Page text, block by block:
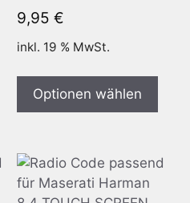
9,95 €
inkl. 19 % MwSt.
Optionen wählen